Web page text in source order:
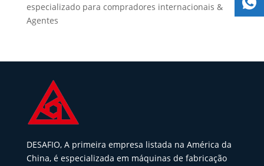
especializado para compradores internacionais &
Agentes
DESAFIO, A primeira empresa listada na América da
China, é especializada em máquinas de fabricação